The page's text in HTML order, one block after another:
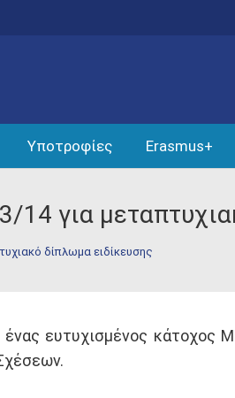
Υποτροφίες Erasmus+
για
δίπλωμα ειδίκευσης
ευτυχισμένος κάτοχος